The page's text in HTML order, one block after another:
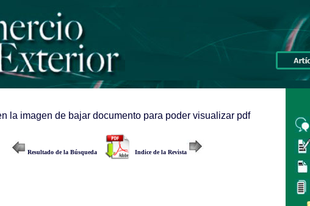
la imagen de bajar documento para poder visualizar pdf
Resultado de la Búsqueda Indice de la Revista